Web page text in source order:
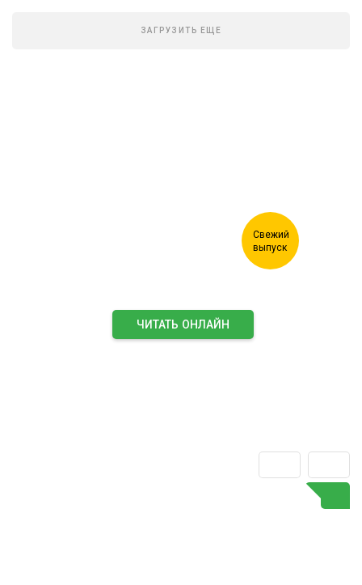
ЧИТАТЬ ОНЛАЙН
ЗАГРУЗИТЬ ЕЩЕ